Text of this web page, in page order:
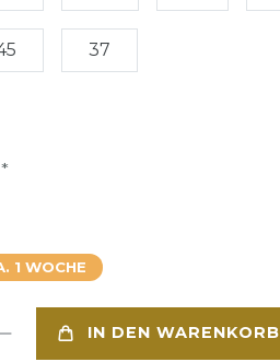
37
*
1 WOCHE
IN DEN WARENKORB